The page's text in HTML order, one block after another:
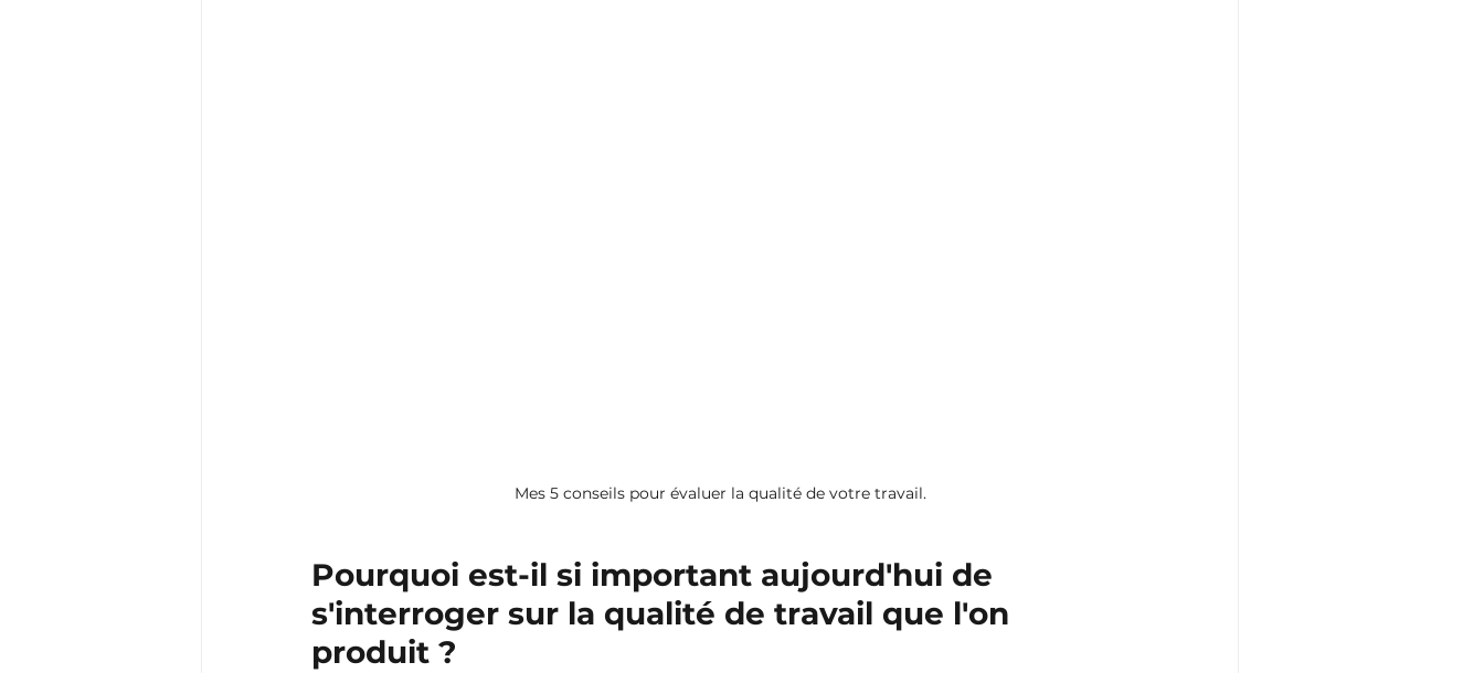
Mes 5 conseils pour évaluer la qualité de votre travail.
Pourquoi est-il si important aujourd'hui de
s'interroger sur la qualité de travail que l'on
produit ?